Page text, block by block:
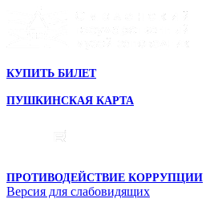
КУПИТЬ БИЛЕТ
ПУШКИНСКАЯ КАРТА
ПРОТИВОДЕЙСТВИЕ КОРРУПЦИИ
Версия для слабовидящих